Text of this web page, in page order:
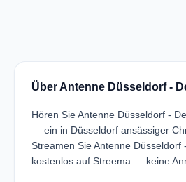
Über Antenne Düsseldorf -
Hören Sie Antenne Düsseldorf -
— ein in Düsseldorf ansässiger
Streamen Sie Antenne Düsseldorf
kostenlos auf Streema — keine